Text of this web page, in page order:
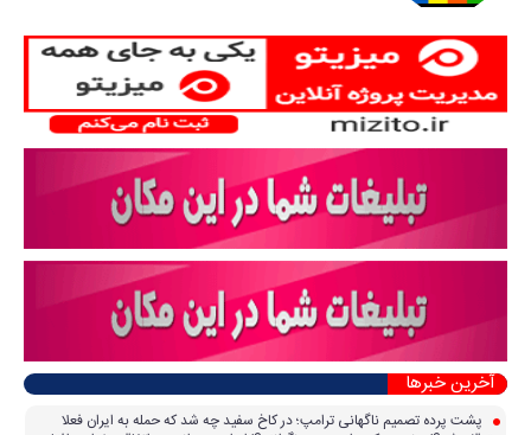
آخرین خبرها
پشت پرده تصمیم ناگهانی ترامپ؛ در کاخ سفید چه شد که حمله به ایران فعلا